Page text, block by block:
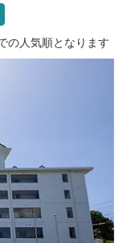
の人気順となります